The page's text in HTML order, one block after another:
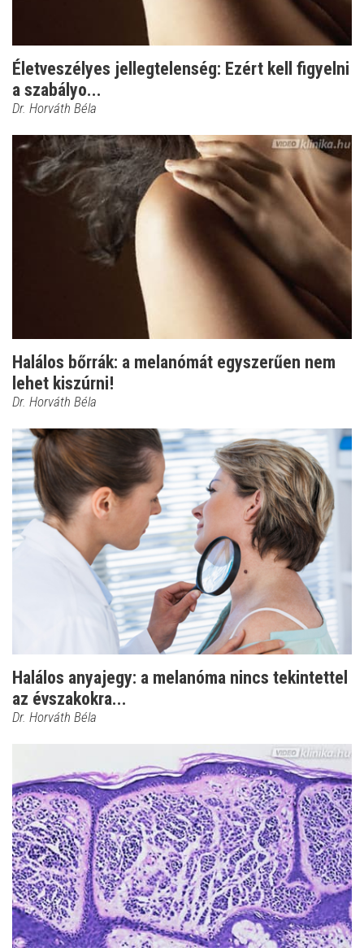
Életveszélyes jellegtelenség: Ezért kell figyelni
a szabályo...
Dr. Horváth Béla
Halálos bőrrák: a melanómát egyszerűen nem
lehet kiszúrni!
Dr. Horváth Béla
Halálos anyajegy: a melanóma nincs tekintettel
az évszakokra...
Dr. Horváth Béla